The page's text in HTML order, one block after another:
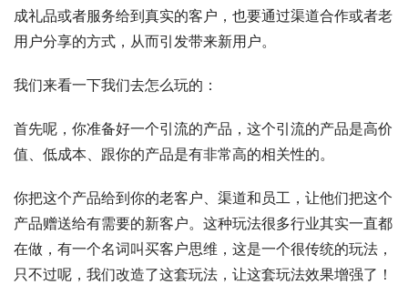
成礼品或者服务给到真实的客户，也要通过渠道合作或者老
用户分享的方式，从而引发带来新用户。
我们来看一下我们去怎么玩的：
首先呢，你准备好一个引流的产品，这个引流的产品是高价
值、低成本、跟你的产品是有非常高的相关性的。
你把这个产品给到你的老客户、渠道和员工，让他们把这个
产品赠送给有需要的新客户。这种玩法很多行业其实一直都
在做，有一个名词叫买客户思维，这是一个很传统的玩法，
只不过呢，我们改造了这套玩法，让这套玩法效果增强了！